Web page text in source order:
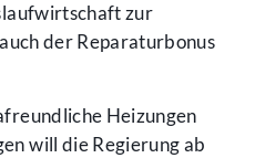
zur
der Reparaturbonus
Heizungen
will die Regierung ab